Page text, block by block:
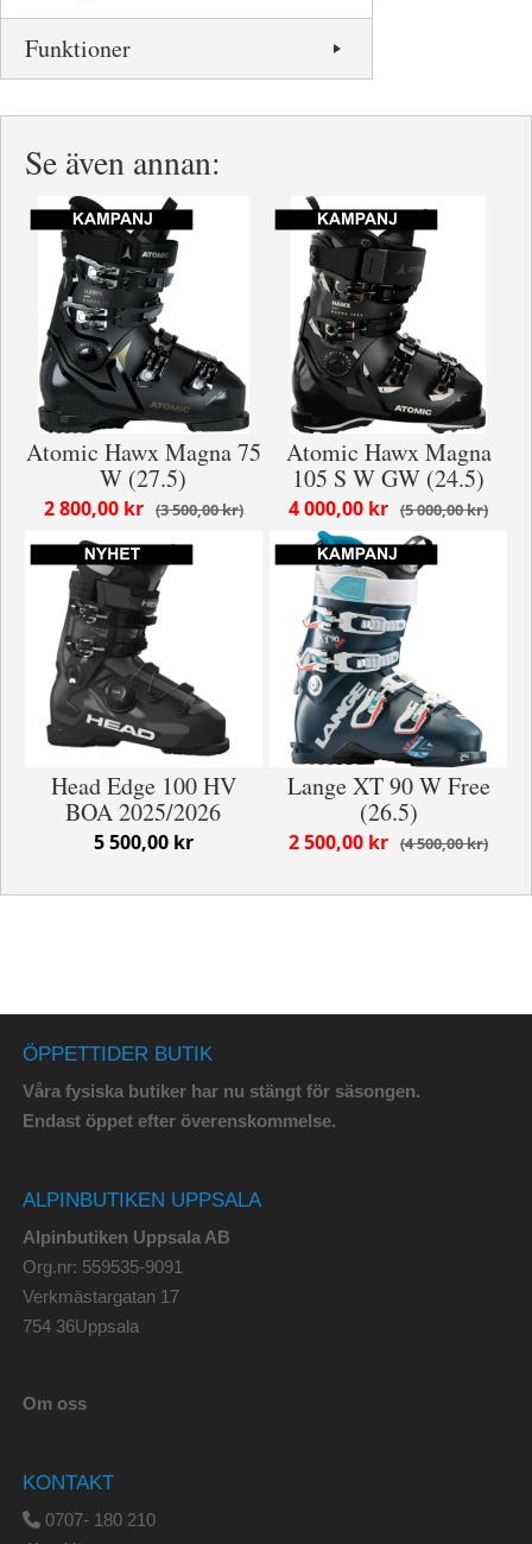
Funktioner
Se även annan:
Atomic Hawx Magna 75
W (27.5)
3 500,00 kr
2 800,00 kr
Atomic Hawx Magna
105 S W GW (24.5)
5 000,00 kr
4 000,00 kr
Head Edge 100 HV
BOA 2025/2026
5 500,00 kr
Lange XT 90 W Free
(26.5)
4 500,00 kr
2 500,00 kr
ÖPPETTIDER BUTIK
Våra fysiska butiker har nu stängt för säsongen.
Endast öppet efter överenskommelse.
ALPINBUTIKEN UPPSALA
Alpinbutiken Uppsala AB
Org.nr: 559535-9091
Verkmästargatan 17
754 36Uppsala
Om oss
KONTAKT
0707- 180 210